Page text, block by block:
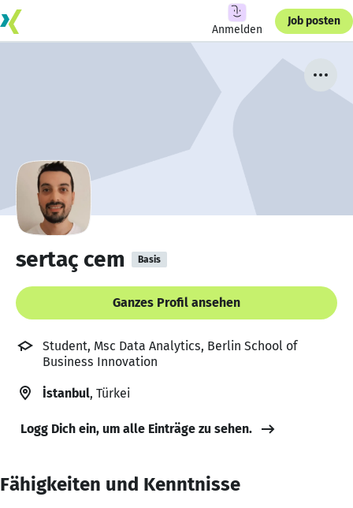
Anmelden
Job posten
sertaç cem Basis
Ganzes Profil ansehen
Student, Msc Data Analytics, Berlin School of
Business Innovation
İstanbul, Türkei
Logg Dich ein, um alle Einträge zu sehen.
Fähigkeiten und Kenntnisse